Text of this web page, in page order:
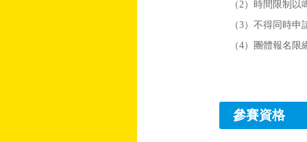
（2）時間限制以
（3）不得同時
（4）團體報名
參賽資格